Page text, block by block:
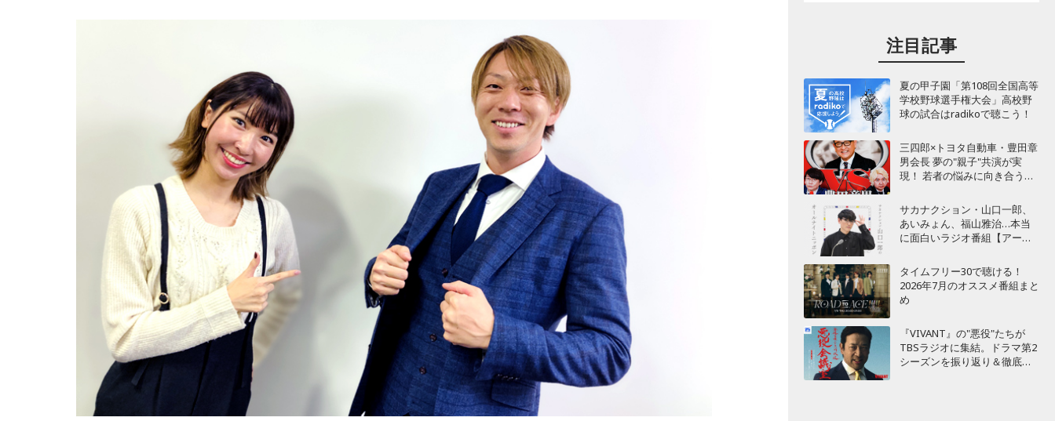
注目記事
夏の甲子園「第108回全国高等
学校野球選手権大会」高校野
球の試合はradikoで聴こう！
三四郎×トヨタ自動車・豊田章
男会長 夢の"親子"共演が実
現！ 若者の悩みに向き合うポ
サカナクション・山口一郎、
あいみょん、福山雅治…本当
に面白いラジオ番組【アーテ
タイムフリー30で聴ける！
2026年7月のオススメ番組まと
め
『VIVANT』の"悪役"たちが
TBSラジオに集結。ドラマ第2
シーズンを振り返り＆徹底考